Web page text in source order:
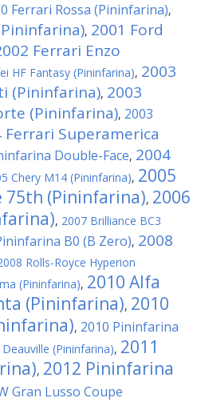
Ferrari Rossa (Pininfarina),
, 2001 Ford
Ferrari Enzo
HF Fantasy (Pininfarina), 2003
(Pininfarina), 2003
(Pininfarina), 2003
Ferrari Superamerica
Double-Face, 2004
Chery M14 (Pininfarina), 2005
75th (Pininfarina), 2006
, 2007 Brilliance BC3
B0 (B Zero), 2008
Rolls-Royce Hyperion
(Pininfarina), 2010 Alfa
(Pininfarina), 2010
, 2010 Pininfarina
(Pininfarina), 2011
, 2012 Pininfarina
Gran Lusso Coupe